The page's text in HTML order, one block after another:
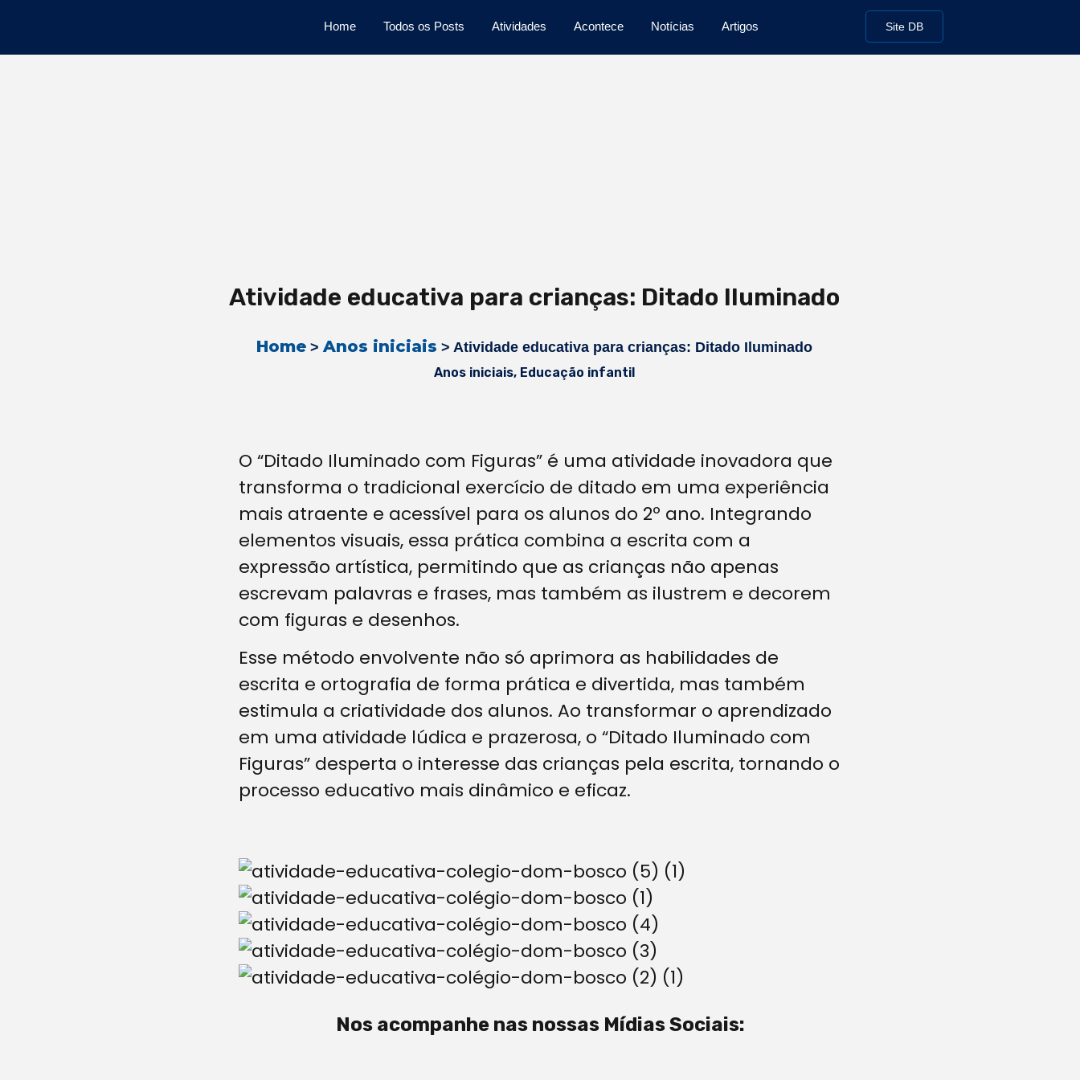
Home Todos os Posts Atividades Acontece Notícias Artigos Site DB
Atividade educativa para crianças: Ditado Iluminado
Home >Anos iniciais >Atividade educativa para crianças: Ditado Iluminado
Anos iniciais, Educação infantil
O “Ditado Iluminado com Figuras” é uma atividade inovadora que
transforma o tradicional exercício de ditado em uma experiência
mais atraente e acessível para os alunos do 2º ano. Integrando
elementos visuais, essa prática combina a escrita com a
expressão artística, permitindo que as crianças não apenas
escrevam palavras e frases, mas também as ilustrem e decorem
com figuras e desenhos.
Esse método envolvente não só aprimora as habilidades de
escrita e ortografia de forma prática e divertida, mas também
estimula a criatividade dos alunos. Ao transformar o aprendizado
em uma atividade lúdica e prazerosa, o “Ditado Iluminado com
Figuras” desperta o interesse das crianças pela escrita, tornando o
processo educativo mais dinâmico e eficaz.
Nos acompanhe nas nossas Mídias Sociais: